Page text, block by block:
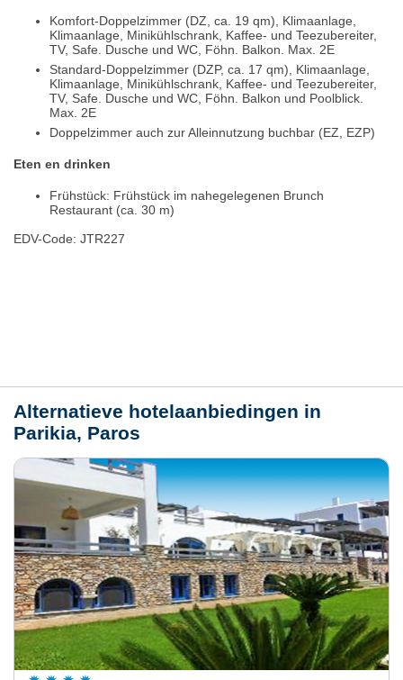
Komfort-Doppelzimmer (DZ, ca. 19 qm), Klimaanlage,
Klimaanlage, Minikühlschrank, Kaffee- und Teezubereiter,
TV, Safe. Dusche und WC, Föhn. Balkon. Max. 2E
Standard-Doppelzimmer (DZP, ca. 17 qm), Klimaanlage,
Klimaanlage, Minikühlschrank, Kaffee- und Teezubereiter,
TV, Safe. Dusche und WC, Föhn. Balkon und Poolblick.
Max. 2E
Doppelzimmer auch zur Alleinnutzung buchbar (EZ, EZP)
Eten en drinken
Frühstück: Frühstück im nahegelegenen Brunch
Restaurant (ca. 30 m)
EDV-Code: JTR227
Alternatieve hotelaanbiedingen in
Parikia, Paros